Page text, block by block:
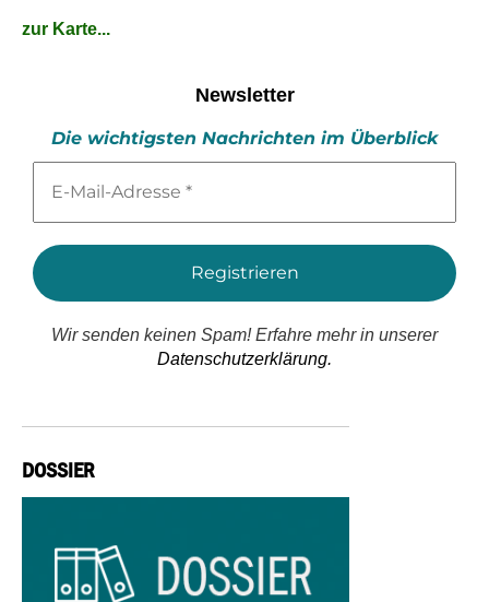
zur Karte...
Newsletter
Die wichtigsten Nachrichten im Überblick
Mail-
*
Wir senden keinen Spam! Erfahre mehr in unserer
Datenschutzerklärung.
DOSSIER